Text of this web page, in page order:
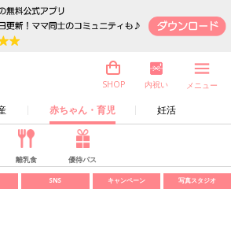
赤ちゃん・育児 妊活
SHOP 内祝い メニュー
離乳食 優待パス
SNS キャンペーン 写真スタジオ